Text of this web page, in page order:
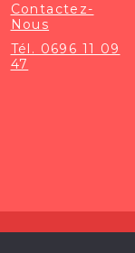
Contactez-
Nous
Tél. 0696 11 09
47